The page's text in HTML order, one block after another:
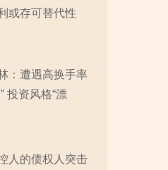
或存可替代性
：遭遇高换手率
投资风格“漂
人的债权人突击